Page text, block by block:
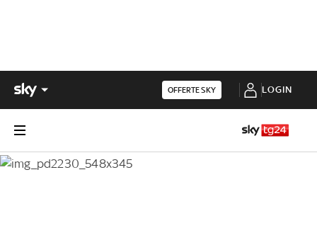
OFFERTE SKY LOGIN